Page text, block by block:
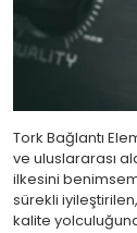
Tork Bağlantı
ve uluslararası
ilkesini
sürekli
kalite